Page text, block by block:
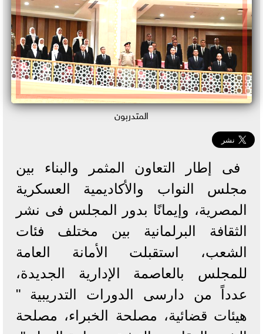
المتدربون
فى إطار التعاون المثمر والبناء بين
مجلس النواب والأكاديمية العسكرية
المصرية، وإيمانًا بدور المجلس فى نشر
الثقافة البرلمانية بين مختلف فئات
الشعب، استقبلت الأمانة العامة
للمجلس بالعاصمة الإدارية الجديدة،
عدداً من دارسى الدورات التدريبية "
هيئات قضائية، مصلحة الخبراء، مصلحة